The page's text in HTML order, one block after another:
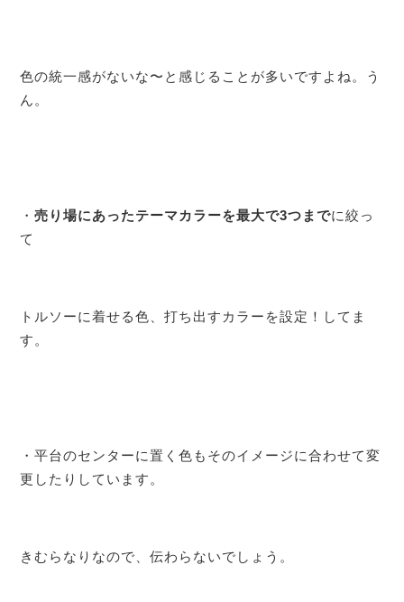
色の統一感がないな〜と感じることが多いですよね。う
ん。
・売り場にあったテーマカラーを最大で3つまでに絞っ
て
トルソーに着せる色、打ち出すカラーを設定！してま
す。
・平台のセンターに置く色もそのイメージに合わせて変
更したりしています。
きむらなりなので、伝わらないでしょう。